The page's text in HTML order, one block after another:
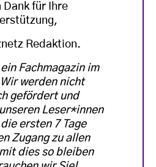
Dank für Ihre
Redaktion.
Fachmagazin im
werden nicht
gefördert und
Leser*innen
ersten 7 Tage
Zugang zu allen
dies so bleiben